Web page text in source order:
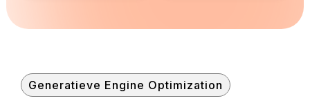
Generatieve Engine Optimization